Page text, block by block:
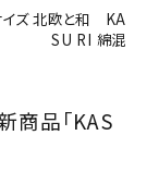
イズ 北欧と和 KA
SU RI 綿混
商品「KAS